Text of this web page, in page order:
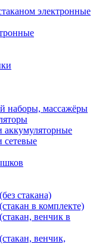
электронные
массажёры
стакана)
в комплекте)
венчик в
венчик,